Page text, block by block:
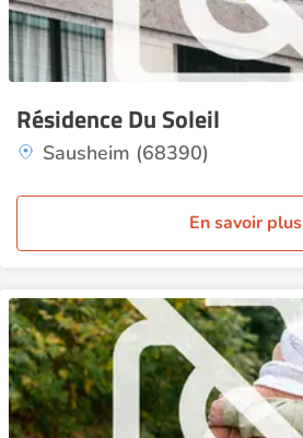
Résidence Du Soleil
Sausheim (68390)
En savoir plus